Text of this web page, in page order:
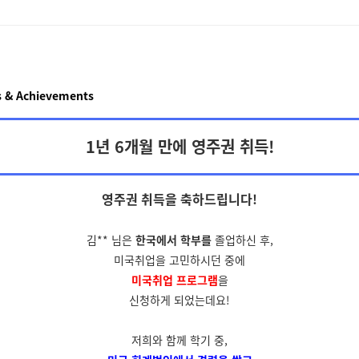
& Achievements
1년 6개월 만에 영주권 취득!
영주권 취득을 축하드립니다!
김** 님은 한국에서 학부를졸업하신 후,
미국취업을 고민하시던 중에
미국취업 프로그램을
신청하게 되었는데요!
저희와 함께 학기 중,